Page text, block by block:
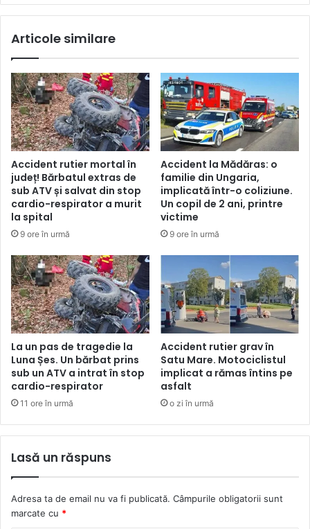
Articole similare
Accident rutier mortal în
județ! Bărbatul extras de
sub ATV și salvat din stop
cardio-respirator a murit
la spital
9 ore în urmă
Accident la Mădăras: o
familie din Ungaria,
implicată într-o coliziune.
Un copil de 2 ani, printre
victime
9 ore în urmă
La un pas de tragedie la
Luna Șes. Un bărbat prins
sub un ATV a intrat în stop
cardio-respirator
11 ore în urmă
Accident rutier grav în
Satu Mare. Motociclistul
implicat a rămas întins pe
asfalt
o zi în urmă
Lasă un răspuns
Adresa ta de email nu va fi publicată. Câmpurile obligatorii sunt
marcate cu *